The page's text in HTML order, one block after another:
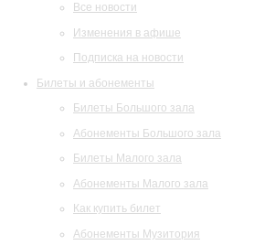
Все новости
Изменения в афише
Подписка на новости
Билеты и абонементы
Билеты Большого зала
Абонементы Большого зала
Билеты Малого зала
Абонементы Малого зала
Как купить билет
Абонементы Музитория